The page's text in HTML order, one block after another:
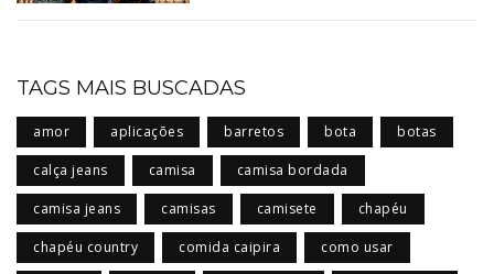
TAGS MAIS BUSCADAS
amor aplicações barretos bota botas
calça jeans camisa camisa bordada
camisa jeans camisas camisete chapéu
chapéu country comida caipira como usar